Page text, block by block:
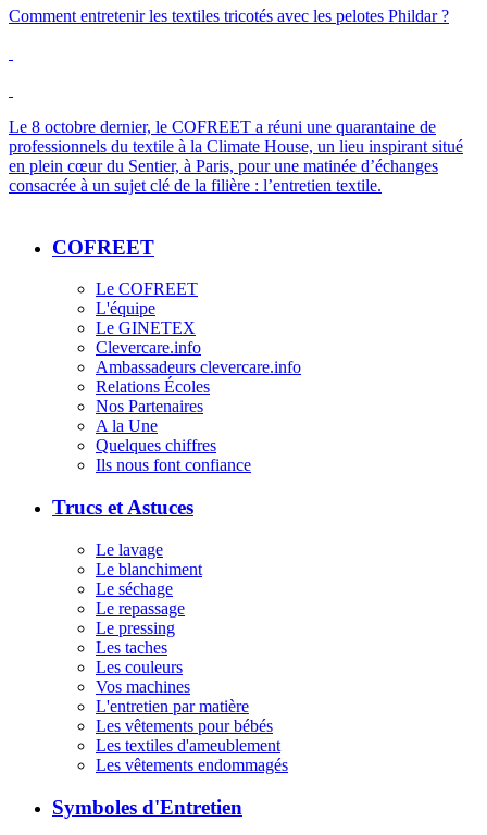
Comment entretenir les textiles tricotés avec les pelotes Phildar ?
Le 8 octobre dernier, le COFREET a réuni une quarantaine de
professionnels du textile à la Climate House, un lieu inspirant situé
en plein cœur du Sentier, à Paris, pour une matinée d’échanges
consacrée à un sujet clé de la filière : l’entretien textile.
COFREET
Le COFREET
L'équipe
Le GINETEX
Clevercare.info
Ambassadeurs clevercare.info
Relations Écoles
Nos Partenaires
A la Une
Quelques chiffres
Ils nous font confiance
Trucs et Astuces
Le lavage
Le blanchiment
Le séchage
Le repassage
Le pressing
Les taches
Les couleurs
Vos machines
L'entretien par matière
Les vêtements pour bébés
Les textiles d'ameublement
Les vêtements endommagés
Symboles d'Entretien